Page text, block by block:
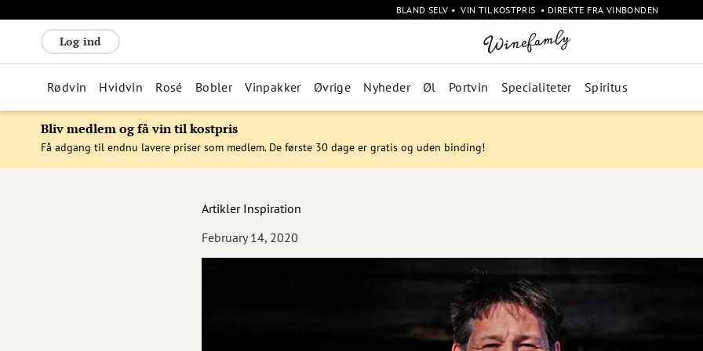
BLAND SELV • VIN TIL KOSTPRIS • DIREKTE FRA VINBONDEN
Log ind
Rødvin Hvidvin Rosé Bobler Vinpakker Øvrige Nyheder Øl Portvin Specialiteter Spiritus
Bliv medlem og få vin til kostpris
Få adgang til endnu lavere priser som medlem. De første 30 dage er gratis og uden binding!
Artikler Inspiration
February 14, 2020